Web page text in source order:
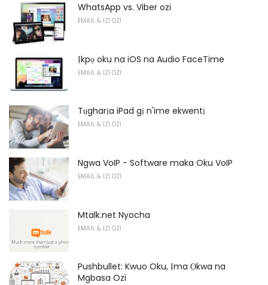
WhatsApp vs. Viber ozi
EMAIL & IZI OZI
Ịkpọ oku na iOS na Audio FaceTime
EMAIL & IZI OZI
Tụgharịa iPad gị n'ime ekwentị
EMAIL & IZI OZI
Ngwa VoIP - Software maka Oku VoIP
EMAIL & IZI OZI
Mtalk.net Nyocha
EMAIL & IZI OZI
Pushbullet: Kwuo Oku, Ịma Ọkwa na
Mgbasa Ozi